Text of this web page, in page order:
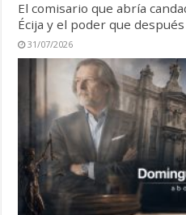
El comisario que abría
Écija y el poder que
31/07/2026